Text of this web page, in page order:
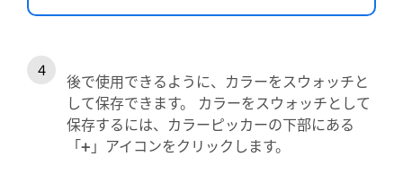
後で使用できるように、カラーをスウォッチと
して保存できます。 カラーをスウォッチとして
保存するには、カラーピッカーの下部にある
「+ 」アイコンをクリックします。